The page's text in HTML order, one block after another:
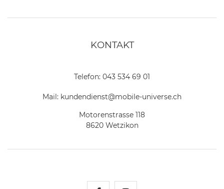
KONTAKT
Telefon: 043 534 69 01
Mail: kundendienst@mobile-universe.ch
Motorenstrasse 118
8620 Wetzikon